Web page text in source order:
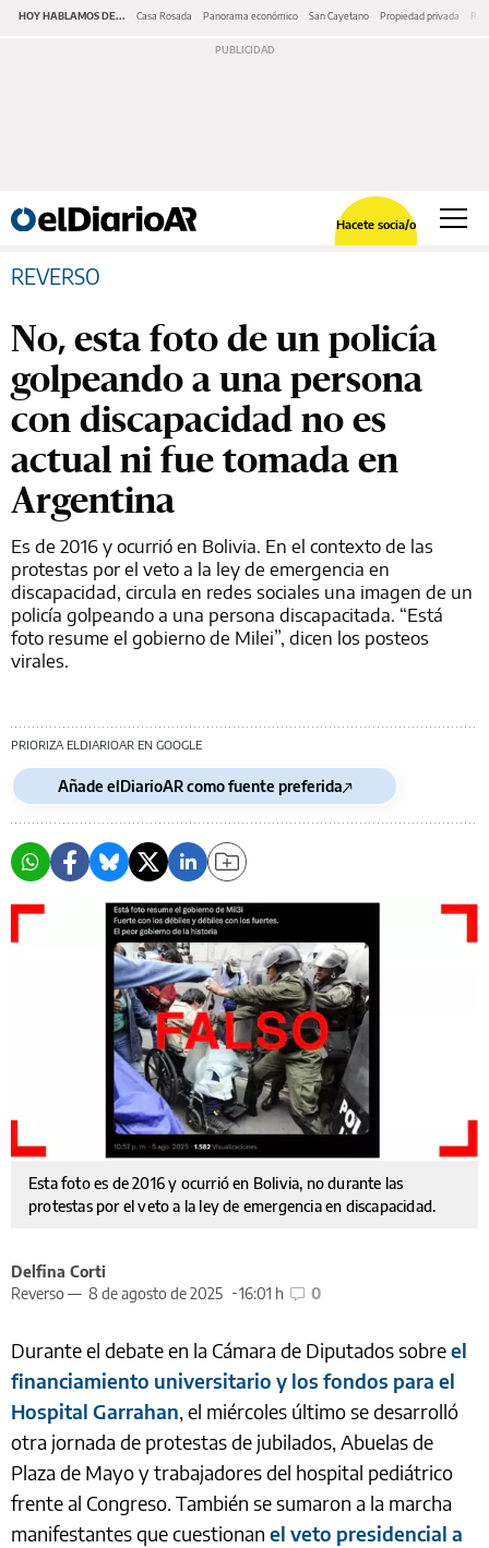
HOY HABLAMOS DE... Casa Rosada Panorama económico San Cayetano Propiedad privada
Hacete socia/o
REVERSO
No, esta foto de un policía
golpeando a una persona
con discapacidad no es
actual ni fue tomada en
Argentina
Es de 2016 y ocurrió en Bolivia. En el contexto de las
protestas por el veto a la ley de emergencia en
discapacidad, circula en redes sociales una imagen de un
policía golpeando a una persona discapacitada. “Está
foto resume el gobierno de Milei”, dicen los posteos
virales.
PRIORIZA ELDIARIOAR EN GOOGLE
Añade elDiarioAR como fuente preferida
Esta foto es de 2016 y ocurrió en Bolivia, no durante las
protestas por el veto a la ley de emergencia en discapacidad.
Delfina Corti
Reverso — 8 de agosto de 2025 16:01 h 0
Durante el debate en la Cámara de Diputados sobreel
financiamiento universitario y los fondos para el
Hospital Garrahan, el miércoles último se desarrolló
otra jornada de protestas de jubilados, Abuelas de
Plaza de Mayo y trabajadores del hospital pediátrico
frente al Congreso. También se sumaron a la marcha
manifestantes que cuestionan el veto presidencial a